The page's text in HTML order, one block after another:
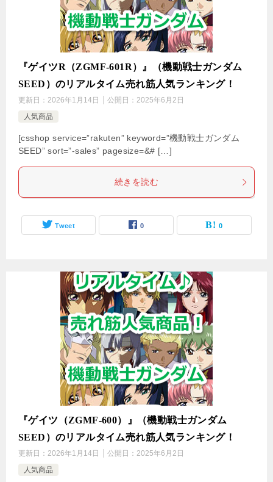
『ゲイツR（ZGMF-601R）』（機動戦士ガンダム
SEED）のリアルタイム売れ筋人気ランキング！
更新日： 2026年1月14日 公開日： 2025年6月2日
人気商品
[csshop service=”rakuten” keyword=”機動戦士ガンダム
SEED” sort=”-sales” pagesize=&# […]
続きを読む
Tweet 0 0
『ゲイツ（ZGMF-600）』（機動戦士ガンダム
SEED）のリアルタイム売れ筋人気ランキング！
更新日： 2026年1月14日 公開日： 2025年6月2日
人気商品